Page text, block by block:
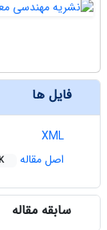
فایل ها
XML
اصل مقاله
سابقه مقاله